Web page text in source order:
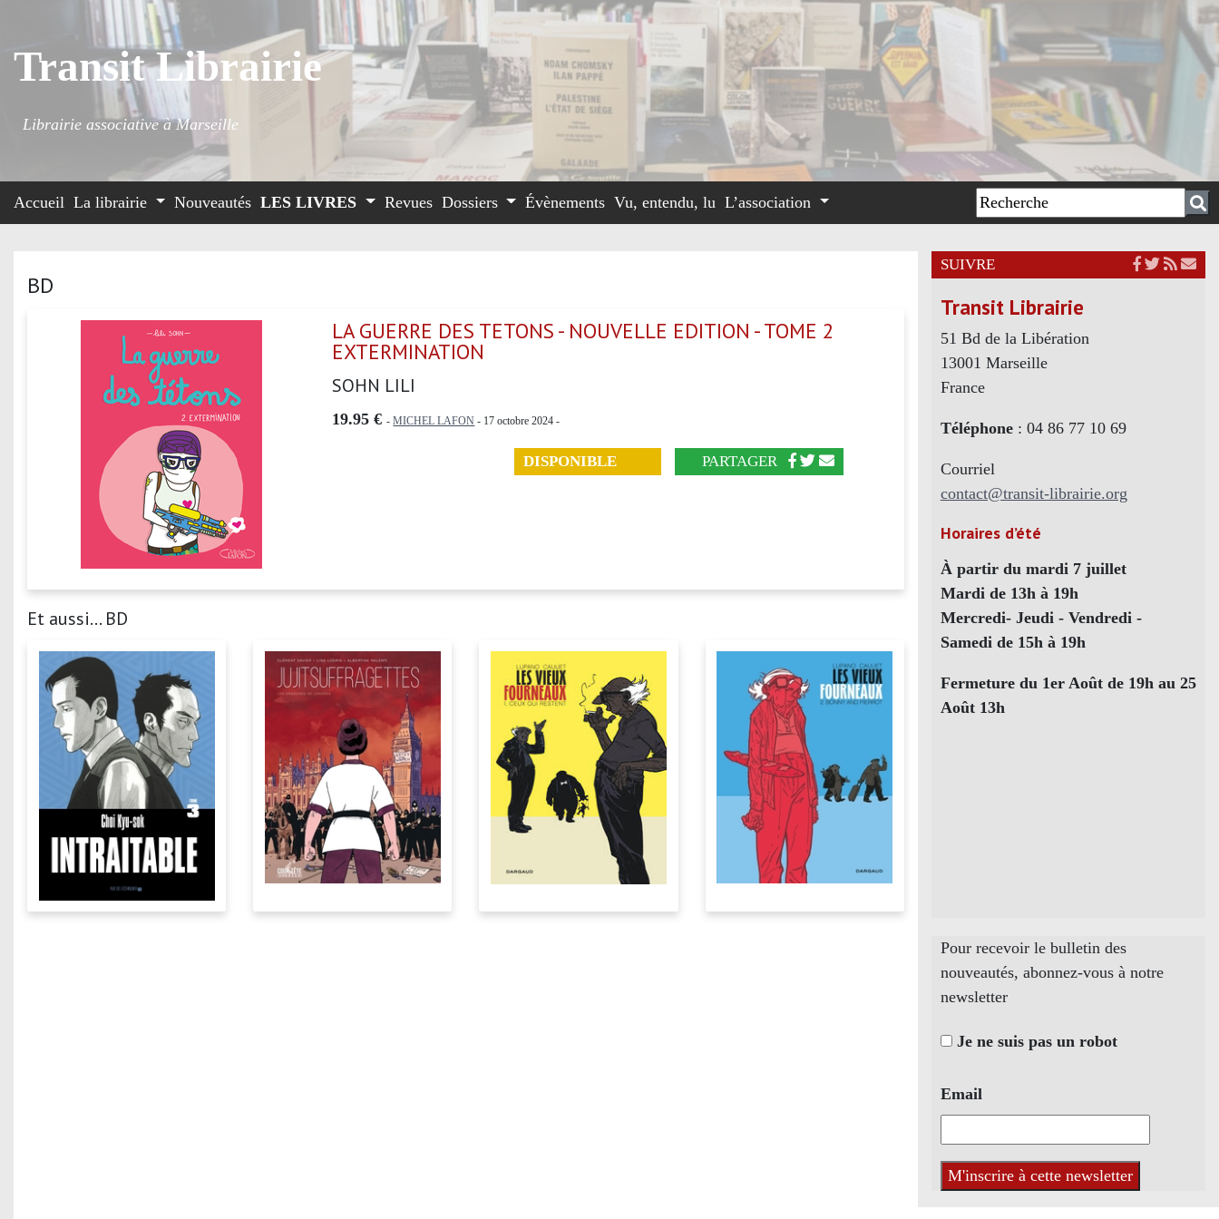
Transit Librairie
Librairie associative à Marseille
Accueil La librairie Nouveautés LES LIVRES Revues Dossiers Évènements Vu, entendu, lu L’association
BD
LA GUERRE DES TETONS - NOUVELLE EDITION - TOME 2
EXTERMINATION
SOHN LILI
19.95 € -MICHEL LAFON - 17 octobre 2024 -
DISPONIBLE PARTAGER
Et aussi... BD
SUIVRE
Transit Librairie
51 Bd de la Libération
13001 Marseille
France
Téléphone: 04 86 77 10 69
Courriel
contact@transit-librairie.org
Horaires d’été
À partir du mardi 7 juillet
Mardi de 13h à 19h
Mercredi- Jeudi - Vendredi -
Samedi de 15h à 19h
Fermeture du 1er Août de 19h au 25
Août 13h
Pour recevoir le bulletin des
nouveautés, abonnez-vous à notre
newsletter
Je ne suis pas un robot
Email